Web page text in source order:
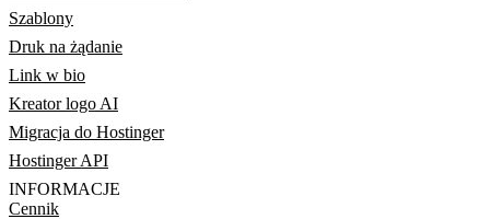
Szablony
Druk na żądanie
Link w bio
Kreator logo AI
Migracja do Hostinger
Hostinger API
INFORMACJE
Cennik